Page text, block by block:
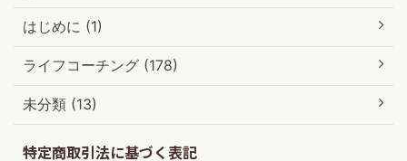
はじめに (1)
ライフコーチング (178)
未分類 (13)
特定商取引法に基づく表記